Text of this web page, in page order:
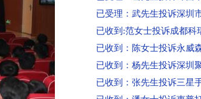
已收到:范女士投诉成都科
已收到：陈女士投诉永威
已收到：杨先生投诉深圳
已收到：张先生投诉三星
已收到：潘女士投诉惠普
已受理：张先生投诉民生